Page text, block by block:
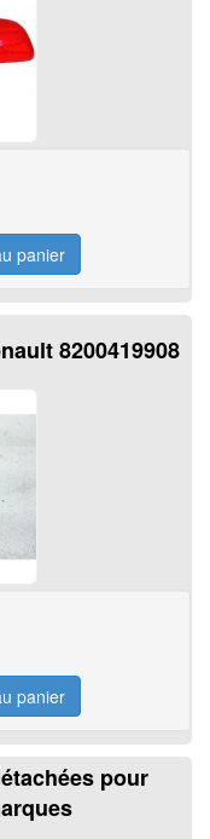
8200419908
pour